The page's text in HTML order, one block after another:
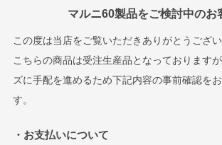
マルニ60製品をご検討中のお
この度は当店をご覧いただきありがとうござい
こちらの商品は受注生産品となっております
ズに手配を進めるため下記内容の事前確認を
す。
・お支払いについて